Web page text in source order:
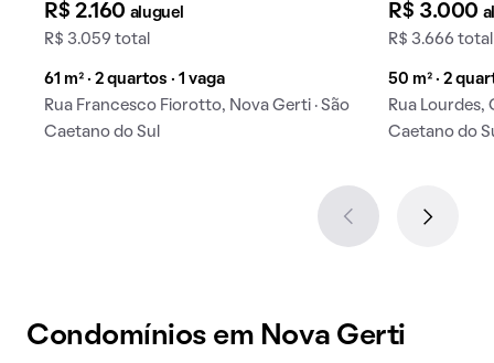
R$ 2.160 aluguel
R$ 3.059 total
61 m² · 2 quartos · 1 vaga
Rua Francesco Fiorotto, Nova Gerti · São
Caetano do Sul
R$ 3.000
R$ 3.666 total
50 m² · 2
Rua Lourdes,
Caetano do
Condomínios em Nova Gerti